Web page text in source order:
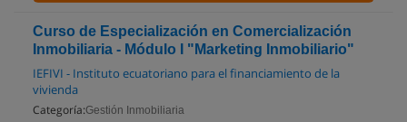
Curso de Especialización en Comercialización
Inmobiliaria - Módulo I "Marketing Inmobiliario"
IEFIVI - Instituto ecuatoriano para el financiamiento de la
vivienda
Categoría:Gestión Inmobiliaria